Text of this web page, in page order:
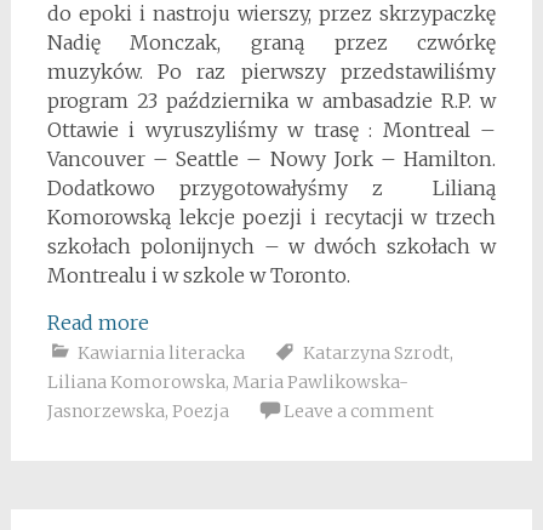
do epoki i nastroju wierszy, przez skrzypaczkę
Nadię Monczak, graną przez czwórkę
muzyków. Po raz pierwszy przedstawiliśmy
program 23 października w ambasadzie R.P. w
Ottawie i wyruszyliśmy w trasę : Montreal –
Vancouver – Seattle – Nowy Jork – Hamilton.
Dodatkowo przygotowałyśmy z Lilianą
Komorowską lekcje poezji i recytacji w trzech
szkołach polonijnych – w dwóch szkołach w
Montrealu i w szkole w Toronto.
Read more
Kawiarnia literacka Katarzyna Szrodt,
Liliana Komorowska, Maria Pawlikowska-
Jasnorzewska, Poezja Leave a comment